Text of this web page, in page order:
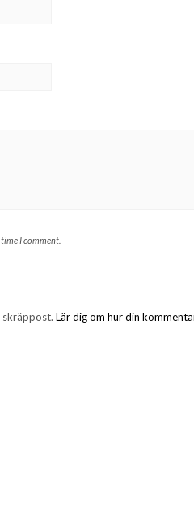
I comment.
Lär dig om hur din